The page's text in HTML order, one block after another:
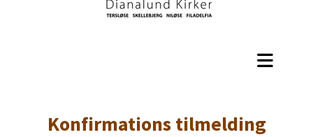
Konfirmations tilmelding